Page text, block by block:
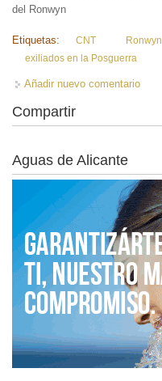
del Ronwyn
Etiquetas: CNT Ronwyn
exiliados en la Posguerra
Añadir nuevo comentario
Compartir
Aguas de Alicante